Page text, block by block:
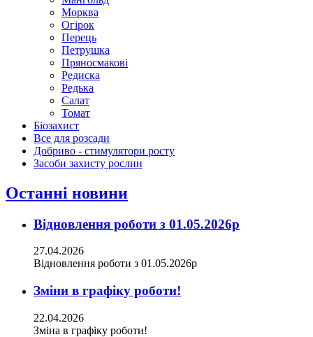
Морква
Огірок
Перець
Петрушка
Пряносмакові
Редиска
Редька
Салат
Томат
Біозахист
Все для розсади
Добриво - стимулятори росту
Засоби захисту рослин
Останні новини
Відновлення роботи з 01.05.2026р
27.04.2026
Відновлення роботи з 01.05.2026р
Зміни в графіку роботи!
22.04.2026
Зміна в графіку роботи!